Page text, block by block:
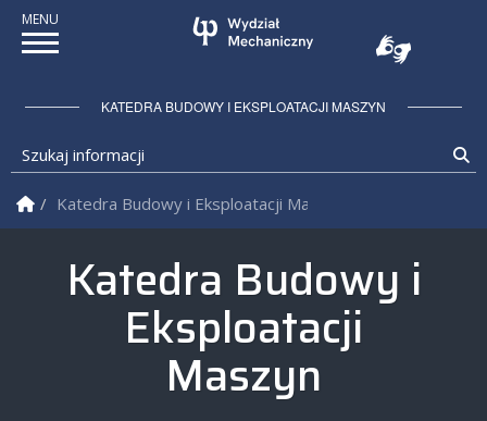
KATEDRA BUDOWY I EKSPLOATACJI MASZYN
Szukaj informacji
Strona Główna
Katedra Budowy i Eksploatacji Maszyn
Katedra Budowy i Eksploatacji Maszyn
Katedra Budowy i
Eksploatacji
Maszyn